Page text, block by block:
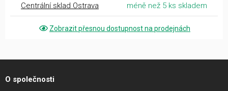
Centrální sklad Ostrava méně než 5 ks skladem
Zobrazit přesnou dostupnost na prodejnách
O společnosti